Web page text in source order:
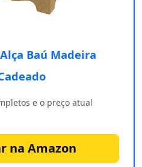
Baú Madeira
e o preço atual
na Amazon